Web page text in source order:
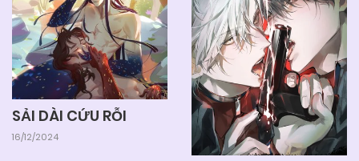
SẢI DÀI CỨU RỖI
16/12/2024